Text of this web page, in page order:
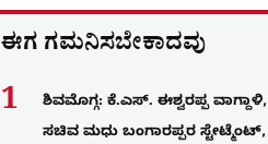
ಈಗ ಗಮನಿಸಬೇಕಾದವು
ಶಿವಮೊಗ್ಗ: ಕೆ.ಎಸ್. ಈಶ್ವರಪ್ಪ ವಾಗ್ದಾಳಿ,
ಸಚಿವ ಮಧು ಬಂಗಾರಪ್ಪರ ಸ್ಟೇಟ್ಮೆಂಟ್,